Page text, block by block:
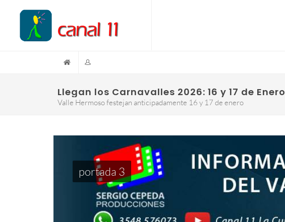
Llegan los Carnavalles 2026: 16 y 17 de Enero
Valle Hermoso festejan anticipadamente 16 y 17 de enero
portada 3